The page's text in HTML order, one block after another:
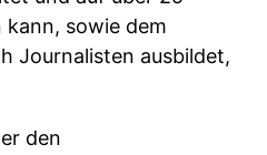
sowie dem
Journalisten ausbildet,
den